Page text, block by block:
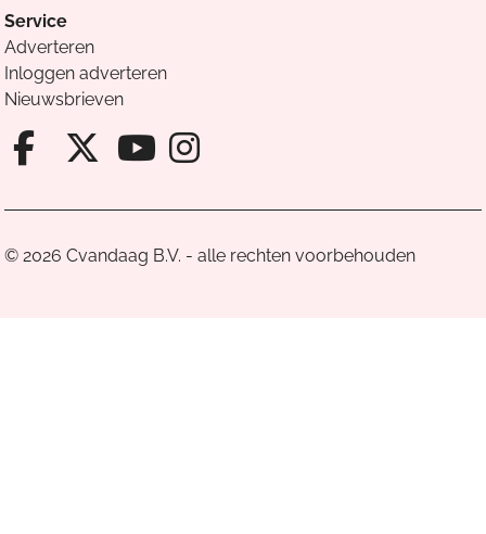
Service
Adverteren
Inloggen adverteren
Nieuwsbrieven
Facebook van Cvandaag
X van Cvandaag
Instagram van
© 2026 Cvandaag B.V. - alle rechten voorbehouden